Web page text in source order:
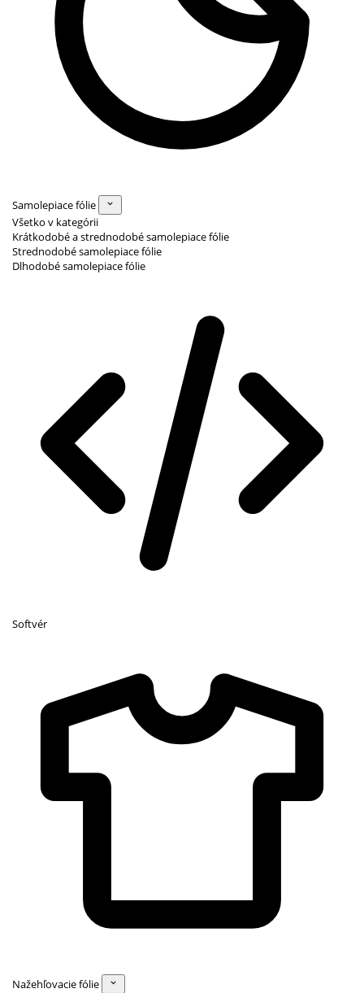
Samolepiace fólie
Všetko v kategórii
Krátkodobé a strednodobé samolepiace fólie
Strednodobé samolepiace fólie
Dlhodobé samolepiace fólie
Softvér
Nažehľovacie fólie